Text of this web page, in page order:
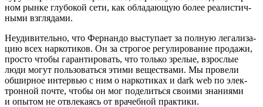
ном рын­ке глу­бо­кой сети, как обла­да­ю­щую более реа­ли­стич­
ны­ми взглядами.
Неуди­ви­тель­но, что Фер­нан­до высту­па­ет за пол­ную лега­ли­за­
цию всех нар­ко­ти­ков. Он за стро­гое регу­ли­ро­ва­ние про­да­жи,
про­сто что­бы гаран­ти­ро­вать, что толь­ко зре­лые, взрос­лые
люди могут поль­зо­вать­ся эти­ми веще­ства­ми. Мы про­ве­ли
обшир­ное интер­вью с ним о нар­ко­ти­ках и dark web по элек­
трон­ной почте, что­бы он мог поде­лить­ся сво­и­ми зна­ни­я­ми
и опы­том не отвле­ка­ясь от вра­чеб­ной практики.